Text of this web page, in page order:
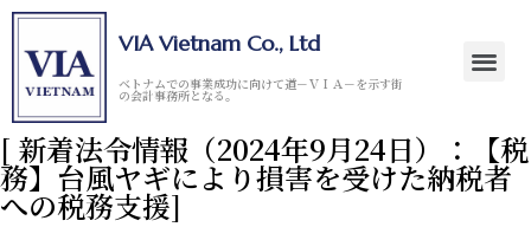
VIA Vietnam Co., Ltd
ベトナムでの事業成功に向けて道－ＶＩＡ－を示す街
の会計事務所となる。
[ 新着法令情報（2024年9月24日）：【税
務】台風ヤギにより損害を受けた納税者
への税務支援]